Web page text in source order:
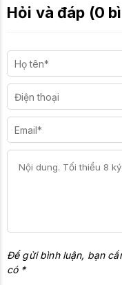
Hỏi và đáp (0
Để gửi bình luận, bạn
có *